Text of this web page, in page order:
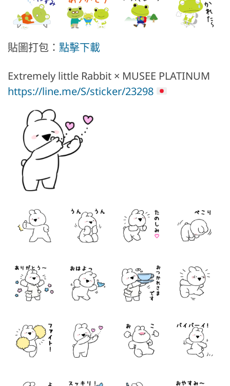
貼圖打包： 點擊下載
Extremely little Rabbit × MUSEE PLATINUM
https://line.me/S/sticker/23298